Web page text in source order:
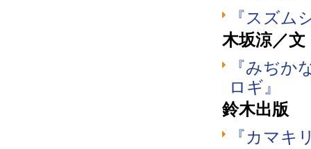
『スズム
木坂涼／
『みぢ
ロギ』
鈴木出版
『カマ